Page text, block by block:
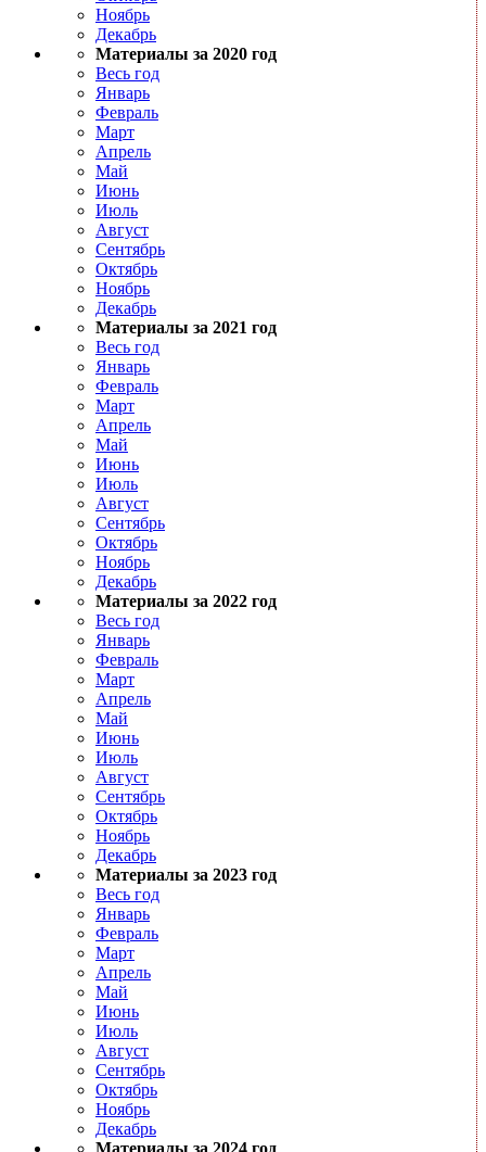
Ноябрь
Декабрь
Материалы за 2020 год
Весь год
Январь
Февраль
Март
Апрель
Май
Июнь
Июль
Август
Сентябрь
Октябрь
Ноябрь
Декабрь
Материалы за 2021 год
Весь год
Январь
Февраль
Март
Апрель
Май
Июнь
Июль
Август
Сентябрь
Октябрь
Ноябрь
Декабрь
Материалы за 2022 год
Весь год
Январь
Февраль
Март
Апрель
Май
Июнь
Июль
Август
Сентябрь
Октябрь
Ноябрь
Декабрь
Материалы за 2023 год
Весь год
Январь
Февраль
Март
Апрель
Май
Июнь
Июль
Август
Сентябрь
Октябрь
Ноябрь
Декабрь
Материалы за 2024 год